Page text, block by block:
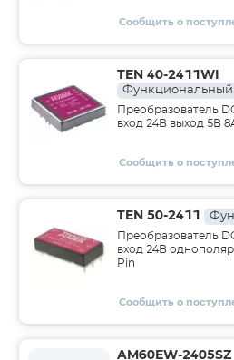
Сообщить о
TEN 40-2411WI
Функциональный
Преобразователь
вход 24В выход 5В
Сообщить о
TEN 50-2411
Преобразователь
вход 24В
Pin
Сообщить о
AM60EW-2405SZ